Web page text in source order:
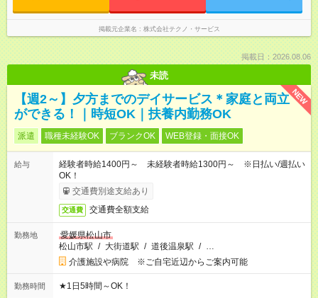
掲載元企業名 株式会社テクノ・サービス
掲載日：2026.08.06
未読
NEW
【週2～】夕方までのデイサービス＊家庭と両立
ができる！｜時短OK｜扶養内勤務OK
派遣 職種未経験OK ブランクOK WEB登録・面接OK
給与
経験者時給1400円～ 未経験者時給1300円～ ※日払い/週払い
OK！
交通費別途支給あり
交通費 交通費全額支給
勤務地
愛媛県松山市
松山市駅 / 大街道駅 / 道後温泉駅 / …
介護施設や病院 ※ご自宅近辺からご案内可能
勤務時間 ★1日5時間～OK！